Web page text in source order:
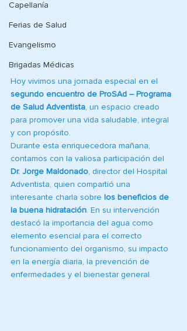
Capellanía
Ferias de Salud
Evangelismo
Brigadas Médicas
Hoy vivimos una jornada especial en el
segundo encuentro de ProSAd – Programa
de Salud Adventista, un espacio creado
para promover una vida saludable, integral
y con propósito.
Durante esta enriquecedora mañana,
contamos con la valiosa participación del
Dr. Jorge Maldonado, director del Hospital
Adventista, quien compartió una
interesante charla sobre los beneficios de
la buena hidratación. En su intervención
destacó la importancia del agua como
elemento esencial para el correcto
funcionamiento del organismo, su impacto
en la energía diaria, la prevención de
enfermedades y el bienestar general.